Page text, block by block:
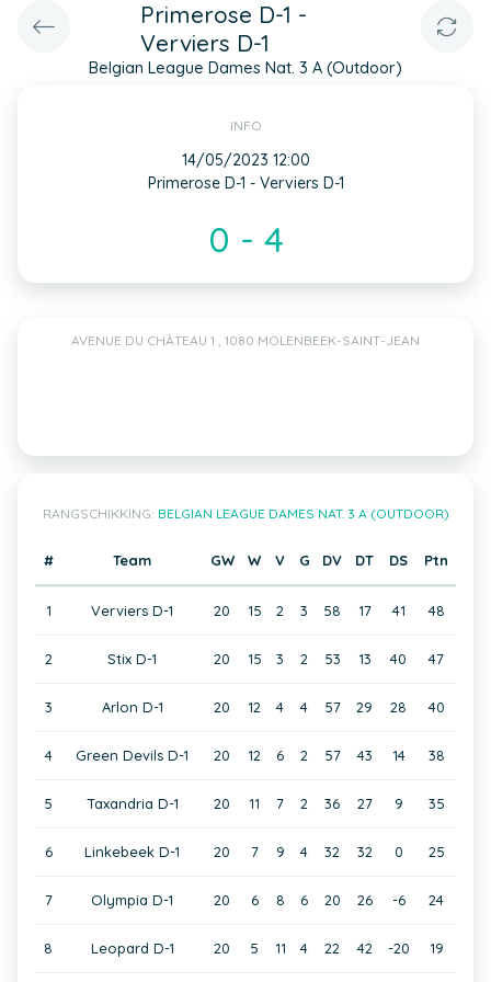
Primerose D-1 -
Verviers D-1
Belgian League Dames Nat. 3 A (Outdoor)
INFO
14/05/2023 12:00
Primerose D-1 - Verviers D-1
0 - 4
AVENUE DU CHÂTEAU 1 , 1080 MOLENBEEK-SAINT-JEAN
RANGSCHIKKING: BELGIAN LEAGUE DAMES NAT. 3 A (OUTDOOR)
# Team GW W V G DV DT DS Ptn
1 Verviers D-1 20 15 2 3 58 17 41 48
2 Stix D-1 20 15 3 2 53 13 40 47
3 Arlon D-1 20 12 4 4 57 29 28 40
4 Green Devils D-1 20 12 6 2 57 43 14 38
5 Taxandria D-1 20 11 7 2 36 27 9 35
6 Linkebeek D-1 20 7 9 4 32 32 0 25
7 Olympia D-1 20 6 8 6 20 26 -6 24
8 Leopard D-1 20 5 11 4 22 42 -20 19